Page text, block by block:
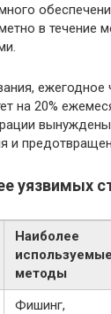
в течение
ежегодное
на 20%
и
уязвимых
Наиболее
используемые
методы
Фишинг,